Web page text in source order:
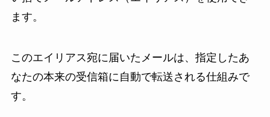
ます。
このエイリアス宛に届いたメールは、指定したあ
なたの本来の受信箱に自動で転送される仕組みで
す。